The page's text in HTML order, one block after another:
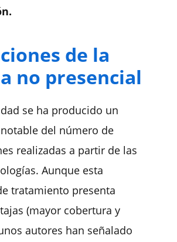
de la
no presencial
se ha producido un
del número de
realizadas a partir de las
. Aunque esta
tratamiento presenta
(mayor cobertura y
autores han señalado